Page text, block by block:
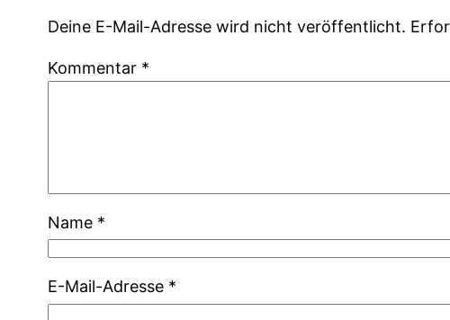
Deine E-Mail-Adresse wird nicht veröffentlicht.
Kommentar *
Name *
E-Mail-Adresse *